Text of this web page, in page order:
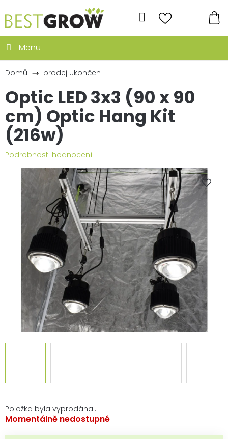
na
obsah
Hledat
Domů prodej ukončen
Položka byla vyprodána…
Momentálně nedostupné
Optic LED 3x3 (90 x 90
cm) Optic Hang Kit
(216w)
Průměrné
hvězdiček.
Podrobnosti hodnocení